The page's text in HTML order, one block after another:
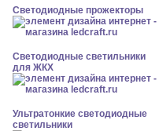
Светодиодные прожекторы
Светодиодные светильники
для ЖКХ
Ультратонкие светодиодные
светильники